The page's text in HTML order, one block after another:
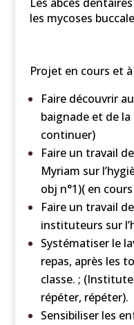
les mycoses
Projet en cours et
Faire découvrir
baignade et de
continuer)
Faire un travail
Myriam sur
obj n°1)( en
Faire un travail
instituteurs sur
Systématiser le
repas, après les
classe. ;
répéter, répéter).
Sensibiliser les